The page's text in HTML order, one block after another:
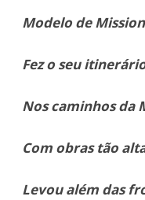
Modelo de
Fez o seu
Nos caminhos da
Com obras tão
Levou além das